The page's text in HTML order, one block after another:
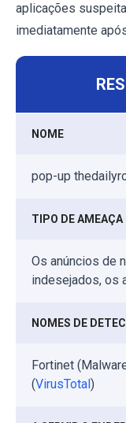
aplicações
imediatamente
NOME
pop-up
TIPO DE AMEAÇA
Os anúncios de
indesejados, os
NOMES DE
Fortinet
(VirusTotal )